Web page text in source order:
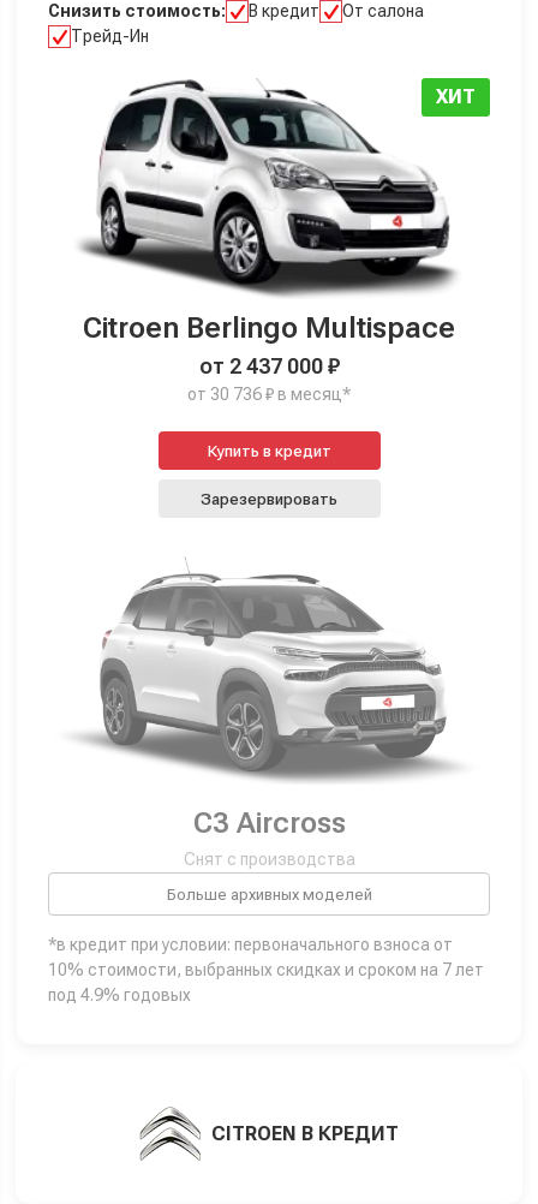
Снизить стоимость: В кредит
От салона
Трейд-Ин
ХИТ
Citroen Berlingo Multispace
от 2 437 000 ₽
от 30 736 ₽ в месяц*
Купить в кредит
Зарезервировать
C3 Aircross
Снят с производства
Больше архивных моделей
*в кредит при условии: первоначального взноса от
10% стоимости, выбранных скидках и сроком на 7 лет
под 4.9% годовых
CITROEN В КРЕДИТ